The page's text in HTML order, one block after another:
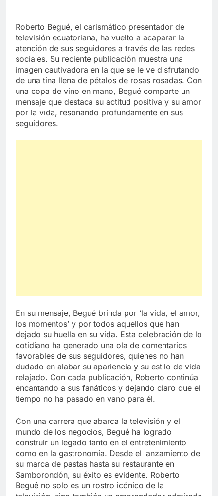
Roberto Begué, el carismático presentador de
televisión ecuatoriana, ha vuelto a acaparar la
atención de sus seguidores a través de las redes
sociales. Su reciente publicación muestra una
imagen cautivadora en la que se le ve disfrutando
de una tina llena de pétalos de rosas rosadas. Con
una copa de vino en mano, Begué comparte un
mensaje que destaca su actitud positiva y su amor
por la vida, resonando profundamente en sus
seguidores.
En su mensaje, Begué brinda por ‘la vida, el amor,
los momentos’ y por todos aquellos que han
dejado su huella en su vida. Esta celebración de lo
cotidiano ha generado una ola de comentarios
favorables de sus seguidores, quienes no han
dudado en alabar su apariencia y su estilo de vida
relajado. Con cada publicación, Roberto continúa
encantando a sus fanáticos y dejando claro que el
tiempo no ha pasado en vano para él.
Con una carrera que abarca la televisión y el
mundo de los negocios, Begué ha logrado
construir un legado tanto en el entretenimiento
como en la gastronomía. Desde el lanzamiento de
su marca de pastas hasta su restaurante en
Samborondón, su éxito es evidente. Roberto
Begué no solo es un rostro icónico de la